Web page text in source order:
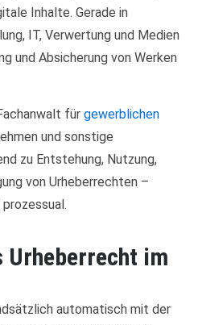
Inhalte. Gerade in
IT, Verwertung und Medien
und Absicherung von Werken
für gewerblichen
und sonstige
zu Entstehung, Nutzung,
von Urheberrechten –
Urheberrecht im
automatisch mit der